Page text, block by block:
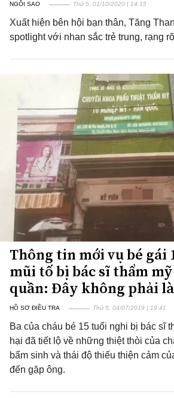
NGÔI SAO Thứ 5, 01/10/2020 | 14:15
Xuất hiện bên hội bạn thân, Tăng
spotlight với nhan sắc trẻ trung, rạng
Thông tin mới vụ bé gái
mũi tố bị bác sĩ thẩm
quần: Đây không phải
HỒ SƠ ĐIỀU TRA Thứ 5, 04/07/2019 | 19:41
Ba của cháu bé 15 tuổi nghi bị bác sĩ
hại đã tiết lộ về những thiệt thòi của
bẩm sinh và thái độ thiếu thiện cảm
đến gặp ông.